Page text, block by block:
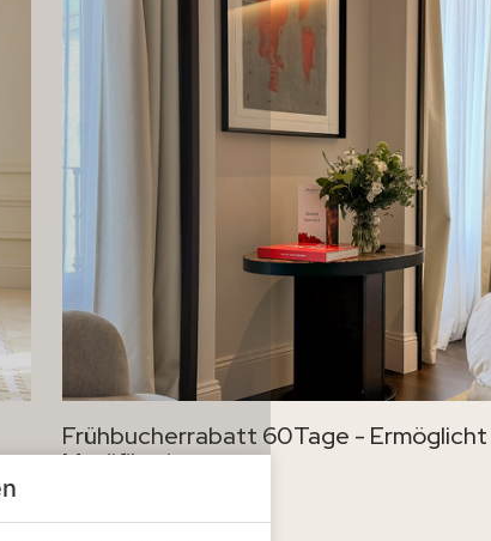
Frühbucherrabatt 60Tage - Ermöglicht
Modifikation